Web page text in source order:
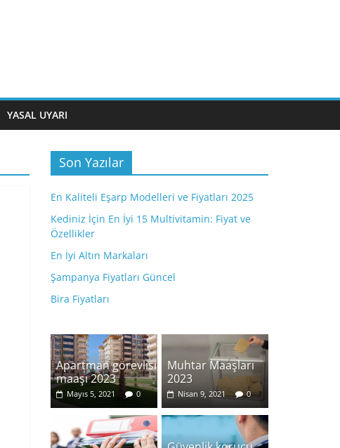
YASAL UYARI
Son Yazılar
En Kaliteli Eşarp Modelleri ve Fiyatları 2025
Kediniz İçin En İyi 15 Multivitamin: Fiyat ve
Özellikler
En İyi Altın Markaları
Şampanya Fiyatları Güncel
Bira Fiyatları
Apartman görevlisi
maaşı 2023
Mayıs 5, 2021 0
Muhtar Maaşları
2023
Nisan 9, 2021 0